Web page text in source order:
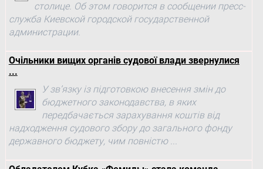
столице. Об этом говорится в сообщении пресс-
служба Киевской городской государственной
администрации.
Очільники вищих органів судової влади звернулися
...
У зв’язку із підготовкою внесення змін до
бюджетного законодавства, в яких
передбачається зарахування коштів від
надходження судового збору до загального фонду
державного бюджету, чим повністю ...